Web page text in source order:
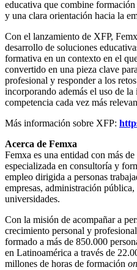
educativa que combine
y una clara orientación hacia la
Con el lanzamiento de XFP,
desarrollo de soluciones
formativa en un contexto en el
convertido en una pieza clave
profesional y responder a los
incorporando además el uso de
competencia cada vez más
Más información sobre XFP:
Acerca de Femxa
Femxa es una entidad con más
especializada en consultoría y
empleo dirigida a personas
empresas, administración
universidades.
Con la misión de acompañar a
crecimiento personal y
formado a más de 850.000
en Latinoamérica a través de
millones de horas de formación